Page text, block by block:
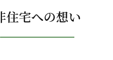
住宅への想い